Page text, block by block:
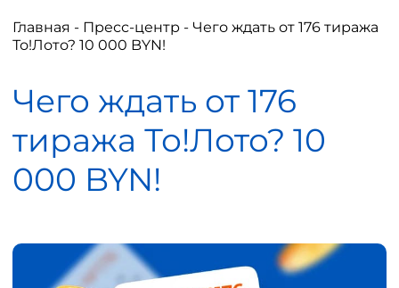
Главная - Пресс-центр - Чего ждать от 176 тиража
То!Лото? 10 000 BYN!
Чего ждать от 176
тиража То!Лото? 10
000 BYN!